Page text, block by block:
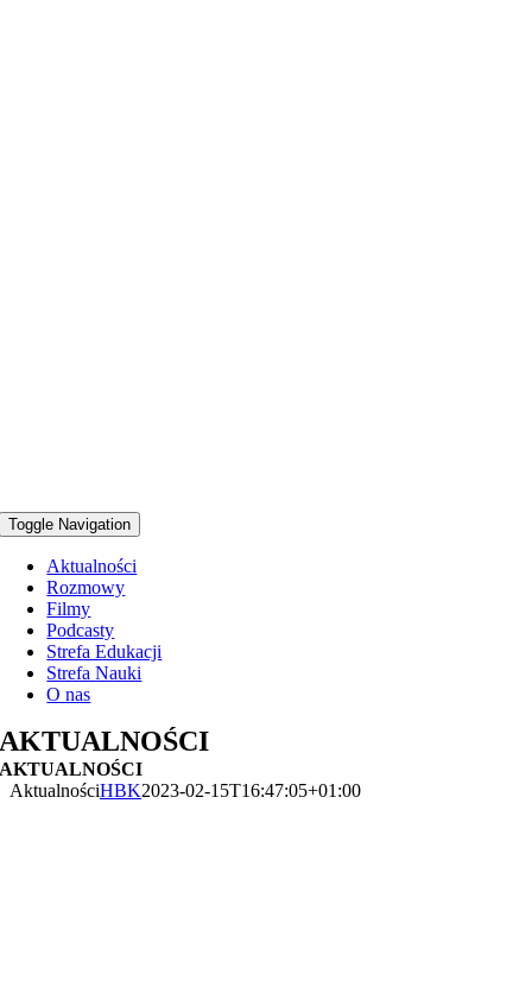
Toggle Navigation
Aktualności
Rozmowy
Filmy
Podcasty
Strefa Edukacji
Strefa Nauki
O nas
AKTUALNOŚCI
AKTUALNOŚCI
AktualnościHBK2023-02-15T16:47:05+01:00